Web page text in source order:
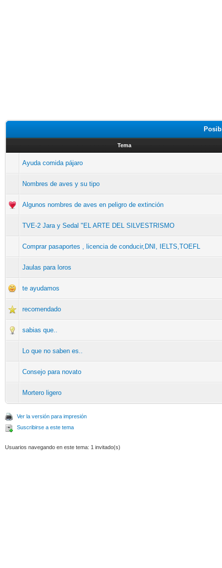
Tema
Ayuda comida pájaro
Nombres de aves y su tipo
Algunos nombres de aves en peligro de extinción
TVE-2 Jara y Sedal "EL ARTE DEL SILVESTRISMO
Comprar pasaportes , licencia de conducir,DNI, IELTS,TOEFL
Jaulas para loros
te ayudamos
recomendado
sabias que..
Lo que no saben es..
Consejo para novato
Mortero ligero
Ver la versión para impresión
Suscribirse a este tema
Usuarios navegando en este tema: 1 invitado(s)